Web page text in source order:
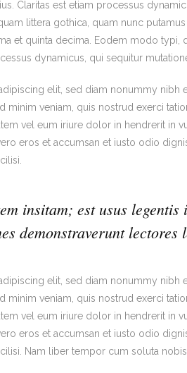
Claritas est etiam processus
littera gothica, quam nunc
et quinta decima. Eodem modo typi,
dynamicus, qui sequitur
elit, sed diam nonummy
minim veniam, quis nostrud exerci
vel eum iriure dolor in hendrerit in
eros et accumsan et iusto odio
insitam; est usus
demonstraverunt lectores
elit, sed diam nonummy
minim veniam, quis nostrud exerci
vel eum iriure dolor in hendrerit in
eros et accumsan et iusto odio
Nam liber tempor cum soluta